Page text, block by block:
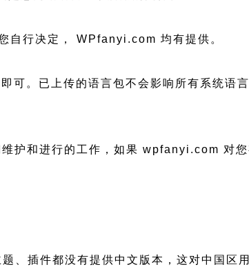
行决定， WPfanyi.com 均有提供。
。已上传的语言包不会影响所有系统语
护和进行的工作，如果 wpfanyi.com 对您
插件都没有提供中文版本，这对中国区